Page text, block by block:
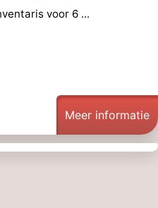
voor 6 ...
Meer informatie